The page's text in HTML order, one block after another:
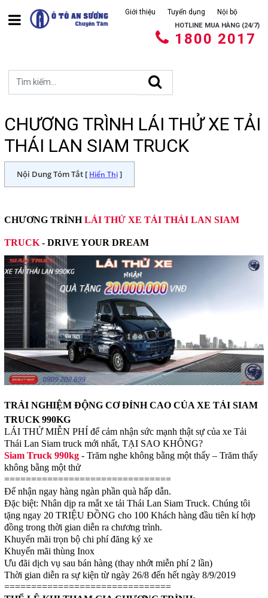
Giới thiệu Tuyển dụng Nội bộ
HOTLINE MUA HÀNG (24/7)
1800 2017
CHƯƠNG TRÌNH LÁI THỬ XE TẢI
THÁI LAN SIAM TRUCK
Nội Dung Tóm Tắt [ Hiển Thị]
CHƯƠNG TRÌNHLÁI THỬ XE TẢI THÁI LAN SIAM
TRUCK - DRIVE YOUR DREAM
TRẢI NGHIỆM ĐỘNG CƠ ĐỈNH CAO CỦA XE TẢI SIAM
TRUCK 990KG
LÁI THỬ MIỄN PHÍ để cảm nhận sức mạnh thật sự của xe Tải
Thái Lan Siam truck mới nhất, TẠI SAO KHÔNG?
Siam Truck 990kg - Trăm nghe không bằng một thấy – Trăm thấy
không bằng một thử
===============================
Để nhận ngay hàng ngàn phần quà hấp dẫn.
Đặc biệt: Nhân dịp ra mắt xe tải Thái Lan Siam Truck. Chúng tôi
tặng ngay 20 TRIỆU ĐỒNG cho 100 Khách hàng đầu tiên kí hợp
đồng trong thời gian diễn ra chương trình.
Khuyến mãi trọn bộ chi phí đăng ký xe
Khuyến mãi thùng Inox
Ưu đãi dịch vụ sau bán hàng (thay nhớt miễn phí 2 lần)
Thời gian diễn ra sự kiện từ ngày 26/8 đến hết ngày 8/9/2019
===============================